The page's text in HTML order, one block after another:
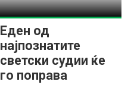
Еден од
најпознатите
светски судии ќе
го поправа